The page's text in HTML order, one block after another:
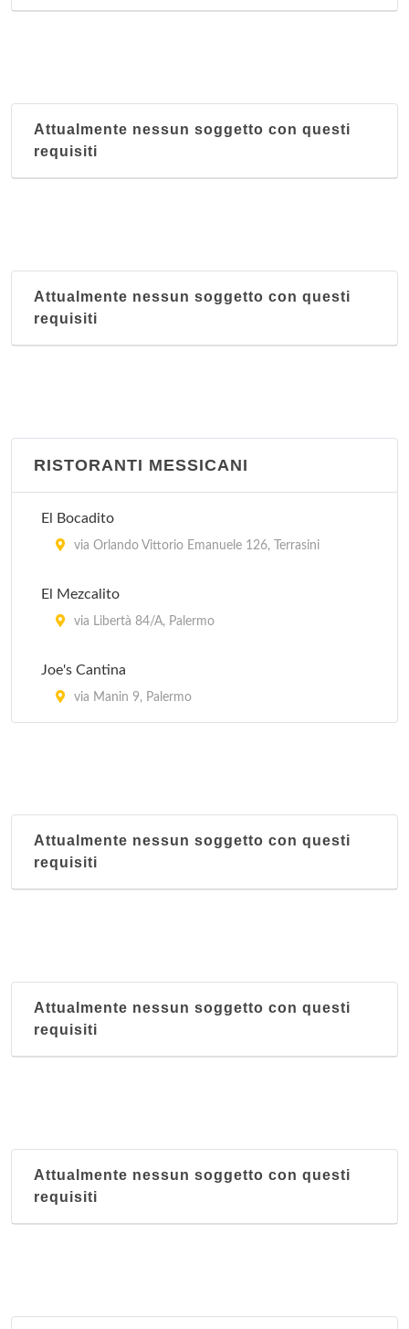
Pechino
via Giuseppe Sciuti 106, Palermo
Attualmente nessun soggetto con questi
requisiti
Attualmente nessun soggetto con questi
requisiti
RISTORANTI MESSICANI
El Bocadito
via Orlando Vittorio Emanuele 126, Terrasini
El Mezcalito
via Libertà 84/A, Palermo
Joe's Cantina
via Manin 9, Palermo
Attualmente nessun soggetto con questi
requisiti
Attualmente nessun soggetto con questi
requisiti
Attualmente nessun soggetto con questi
requisiti